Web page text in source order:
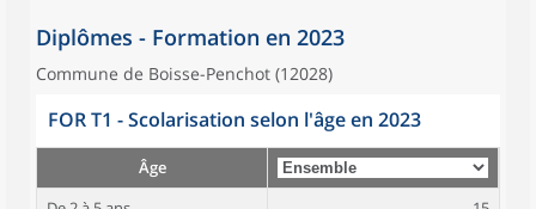
Diplômes - Formation en 2023
Commune de Boisse-Penchot (12028)
FOR T1 - Scolarisation selon l'âge en 2023
Âge